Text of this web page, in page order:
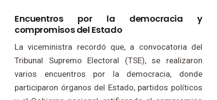
Encuentros por la democracia y
compromisos del Estado
La viceministra recordó que, a convocatoria del
Tribunal Supremo Electoral (TSE), se realizaron
varios encuentros por la democracia, donde
participaron órganos del Estado, partidos políticos